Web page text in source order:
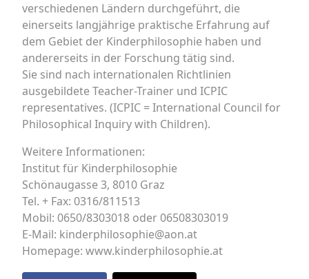
verschiedenen Ländern durchgeführt, die
einerseits langjährige praktische Erfahrung auf
dem Gebiet der Kinderphilosophie haben und
andererseits in der Forschung tätig sind.
Sie sind nach internationalen Richtlinien
ausgebildete Teacher-Trainer und ICPIC
representatives. (ICPIC = International Council for
Philosophical Inquiry with Children).
Weitere Informationen:
Institut für Kinderphilosophie
Schönaugasse 3, 8010 Graz
Tel. + Fax: 0316/811513
Mobil: 0650/8303018 oder 06508303019
E-Mail: kinderphilosophie@aon.at
Homepage: www.kinderphilosophie.at